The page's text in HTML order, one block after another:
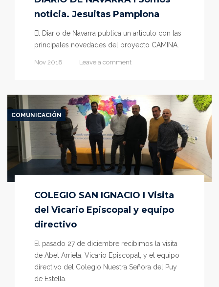
noticia. Jesuitas Pamplona
El Diario de Navarra publica un artículo con las
principales novedades del proyecto CAMINA.
Nov 2018 Leave a comment
COMUNICACIÓN
COLEGIO SAN IGNACIO I Visita
del Vicario Episcopal y equipo
directivo
El pasado 27 de diciembre recibimos la visita
de Abel Arrieta, Vicario Episcopal, y el equipo
directivo del Colegio Nuestra Señora del Puy
de Estella.